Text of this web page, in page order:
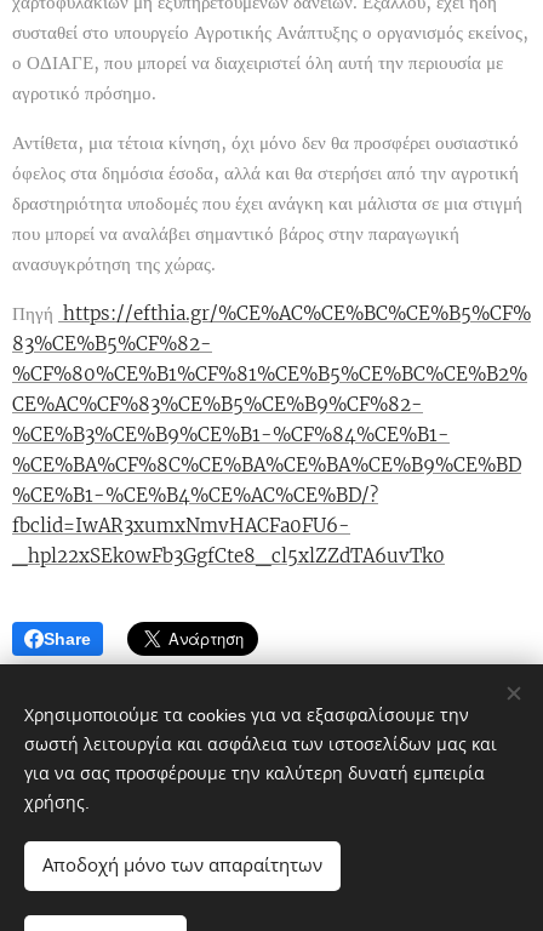
συσταθεί στο υπουργείο Αγροτικής Ανάπτυξης ο οργανισμός εκείνος,
ο ΟΔΙΑΓΕ, που μπορεί να διαχειριστεί όλη αυτή την περιουσία με
αγροτικό πρόσημο.
Αντίθετα, μια τέτοια κίνηση, όχι μόνο δεν θα προσφέρει ουσιαστικό
όφελος στα δημόσια έσοδα, αλλά και θα στερήσει από την αγροτική
δραστηριότητα υποδομές που έχει ανάγκη και μάλιστα σε μια στιγμή
που μπορεί να αναλάβει σημαντικό βάρος στην παραγωγική
ανασυγκρότηση της χώρας.
Πηγή https://efthia.gr/%CE%AC%CE%BC%CE%B5%CF%
83%CE%B5%CF%82-
%CF%80%CE%B1%CF%81%CE%B5%CE%BC%CE%B2%
CE%AC%CF%83%CE%B5%CE%B9%CF%82-
%CE%B3%CE%B9%CE%B1-%CF%84%CE%B1-
%CE%BA%CF%8C%CE%BA%CE%BA%CE%B9%CE%BD
%CE%B1-%CE%B4%CE%AC%CE%BD/?
fbclid=IwAR3xumxNmvHACFa0FU6-
_hpl22xSEk0wFb3GgfCte8_cl5xlZZdTA6uvTk0
Share
google.com, pub-1496968882359615, DIRECT,
Χρησιμοποιούμε τα cookies για να εξασφαλίσουμε την
σωστή λειτουργία και ασφάλεια των ιστοσελίδων μας και
για να σας προσφέρουμε την καλύτερη δυνατή εμπειρία
χρήσης.
Αποδοχή μόνο των απαραίτητων